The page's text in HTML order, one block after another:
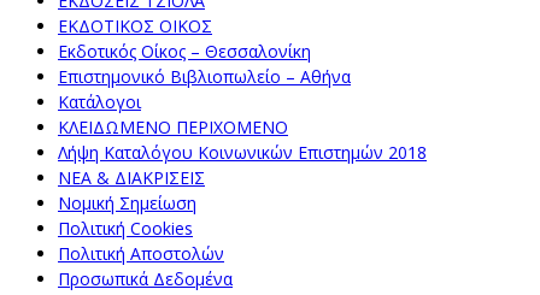
ΕΚΔΟΤΙΚΟΣ ΟΙΚΟΣ
Εκδοτικός Οίκος – Θεσσαλονίκη
Επιστημονικό Βιβλιοπωλείο – Αθήνα
Κατάλογοι
ΚΛΕΙΔΩΜΕΝΟ ΠΕΡΙΧΟΜΕΝΟ
Λήψη Καταλόγου Κοινωνικών Επιστημών 2018
ΝΕΑ & ΔΙΑΚΡΙΣΕΙΣ
Νομική Σημείωση
Πολιτική Cookies
Πολιτική Αποστολών
Προσωπικά Δεδομένα